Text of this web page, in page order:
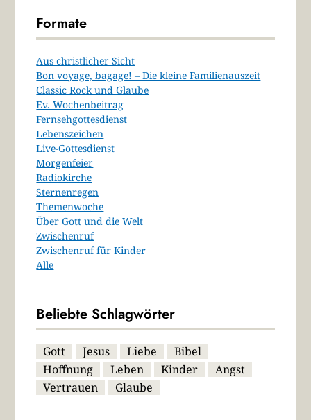
Formate
Aus christlicher Sicht
Bon voyage, bagage! – Die kleine Familienauszeit
Classic Rock und Glaube
Ev. Wochenbeitrag
Fernsehgottesdienst
Lebenszeichen
Live-Gottesdienst
Morgenfeier
Radiokirche
Sternenregen
Themenwoche
Über Gott und die Welt
Zwischenruf
Zwischenruf für Kinder
Alle
Beliebte Schlagwörter
Gott Jesus Liebe
Bibel
Hoffnung
Leben Kinder
Angst
Vertrauen
Glaube